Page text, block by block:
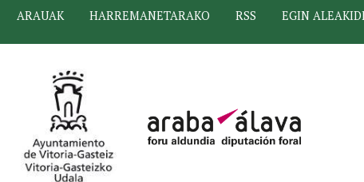
ARAUAK HARREMANETARAKO RSS EGIN